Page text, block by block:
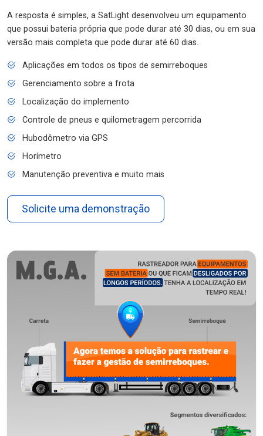
A resposta é simples, a SatLight desenvolveu um equipamento
que possui bateria própria que pode durar até 30 dias, ou em sua
versão mais completa que pode durar até 60 dias.
Aplicações em todos os tipos de semirreboques
Gerenciamento sobre a frota
Localização do implemento
Controle de pneus e quilometragem percorrida
Hubodômetro via GPS
Horímetro
Manutenção preventiva e muito mais
Solicite uma demonstração